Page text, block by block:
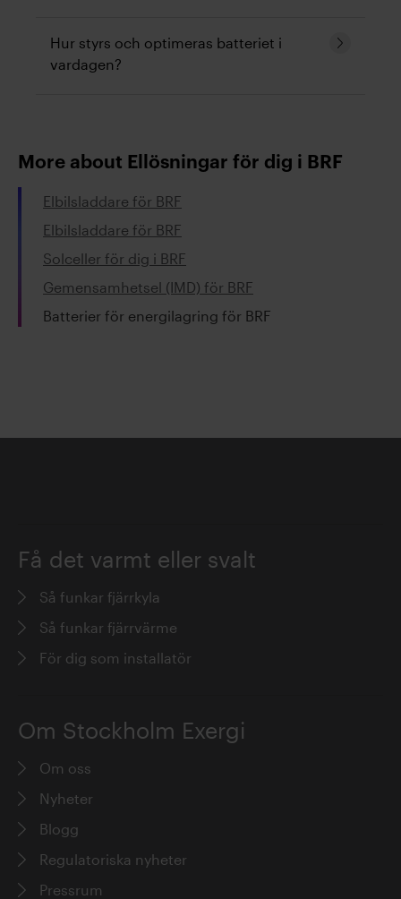
riktlinjer.
energikapacitet kräver att rummet uppfyller
vissa krav. Större batterisystem placeras i
Hur styrs och optimeras batteriet i
vardagen?
Fortsätt
och balanstjänster.
More about Ellösningar för dig i BRF
Elbilsladdare för BRF
Elbilsladdare för BRF
Solceller för dig i BRF
Gemensamhetsel (IMD) för BRF
Batterier för energilagring för BRF
Få det varmt eller svalt
Så funkar fjärrkyla
Så funkar fjärrvärme
För dig som installatör
Om Stockholm Exergi
Om oss
Nyheter
Blogg
Regulatoriska nyheter
Pressrum